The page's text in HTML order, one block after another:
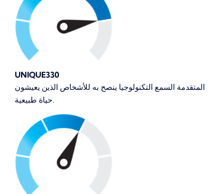
UNIQUE330
المتقدمة السمع التكنولوجيا ينصح به للأشخاص الذين يعيشون
حياة طبيعية.